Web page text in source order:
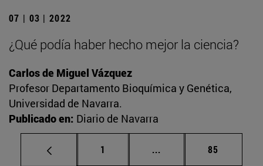
07 | 03 | 2022
¿Qué podía haber hecho mejor la ciencia?
Carlos de Miguel Vázquez
Profesor Departamento Bioquímica y Genética,
Universidad de Navarra.
Publicado en: Diario de Navarra
Página
1 ... Páginas intermedias
Página
85